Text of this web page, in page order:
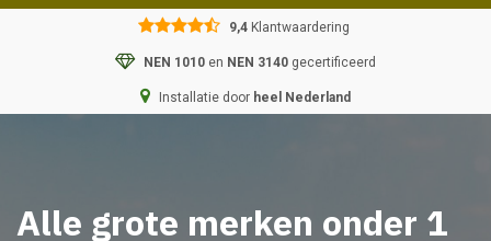
9,4 Klantwaardering
NEN 1010 en NEN 3140 gecertificeerd
Installatie door heel Nederland
Alle grote merken onder 1